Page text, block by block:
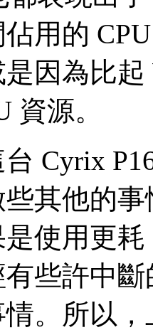
用的
因為比
資源。
Cyrix
其他的
使用更
有些許中
。所以